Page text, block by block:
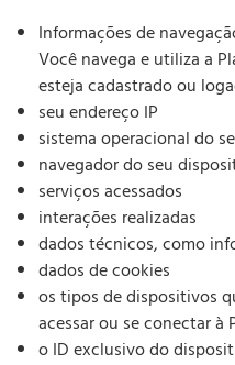
Informações de
Você navega e utiliza a
esteja cadastrado ou
seu endereço IP
sistema operacional do
navegador do seu
serviços acessados
interações realizadas
dados técnicos, como
dados de cookies
os tipos de dispositivos
acessar ou se conectar à
o ID exclusivo do